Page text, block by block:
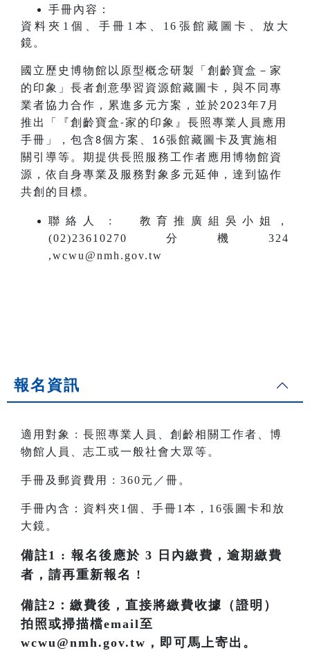
手冊內容：
資料夾1個、手冊1本、16張館藏圖卡、放大
鏡。
國立歷史博物館以原型概念研製「創齡寶盒－家
的印象」長者創意學習資源館藏圖卡，與不同專
業者協力合作，累進多元方案，並於2023年7 月
推出「『創齡寶盒-家的印象』長照專業人員應用
手冊」，包含8個方案、 16張館藏圖卡及實施相
關引導等。期提供長照服務工作者應用博物館資
源，依自身專業及服務對象多元延伸，達到協作
共創的目標。
聯絡人 : 教育推廣組吳小姐，
(02)23610270分機324
,wcwu@nmh.gov.tw
報名資訊
適用對象 : 長照專業人員、創齡相關工作者、博
物館人員、志工或一般社會大眾等。
手冊 及郵資 費用 : 360元／冊。
手冊內含：資料夾1個、手冊1本，16張圖卡和放
大鏡。
備註1 : 報名後應於 3 日內繳費，逾期繳費
者，請再重新報名 !
備註2：繳費後，直接將繳費收據（證明）
拍照或掃描檔email至
wcwu@nmh.gov.tw，即可馬上寄出。